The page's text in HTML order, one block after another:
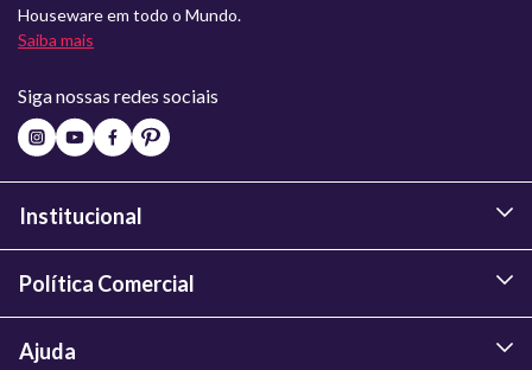
Houseware em todo o Mundo.
Saiba mais
Siga nossas redes sociais
Institucional
Política Comercial
Ajuda